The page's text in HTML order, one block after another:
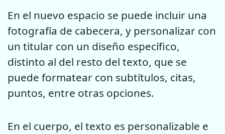
En el nuevo espacio se puede incluir una
fotografía de cabecera, y personalizar con
un titular con un diseño específico,
distinto al del resto del texto, que se
puede formatear con subtítulos, citas,
puntos, entre otras opciones.
En el cuerpo, el texto es personalizable e